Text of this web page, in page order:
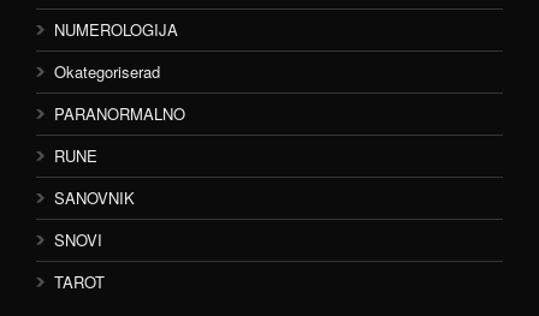
NUMEROLOGIJA
Okategoriserad
PARANORMALNO
RUNE
SANOVNIK
SNOVI
TAROT